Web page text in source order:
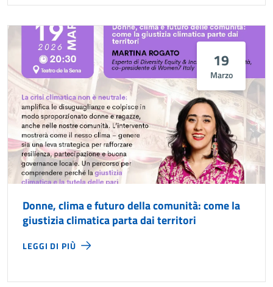
19
Marzo
Donne, clima e futuro della comunità: come la
giustizia climatica parta dai territori
LEGGI DI PIÙ